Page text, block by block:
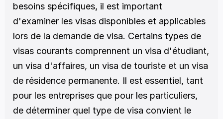
besoins spécifiques, il est important
d'examiner les visas disponibles et applicables
lors de la demande de visa. Certains types de
visas courants comprennent un visa d'étudiant,
un visa d'affaires, un visa de touriste et un visa
de résidence permanente. Il est essentiel, tant
pour les entreprises que pour les particuliers,
de déterminer quel type de visa convient le